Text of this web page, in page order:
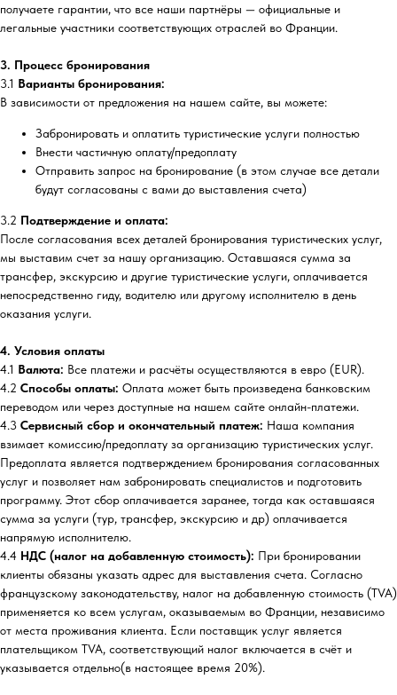
получаете гарантии, что все наши партнёры — официальные и
легальные участники соответствующих отраслей во Франции.
3. Процесс бронирования
3.1 Варианты бронирования:
В зависимости от предложения на нашем сайте, вы можете:
Забронировать и оплатить туристические услуги полностью
Внести частичную оплату/предоплату
Отправить запрос на бронирование (в этом случае все детали
будут согласованы с вами до выставления счета)
3.2 Подтверждение и оплата:
После согласования всех деталей бронирования туристических услуг,
мы выставим счет за нашу организацию. Оставшаяся сумма за
трансфер, экскурсию и другие туристические услуги, оплачивается
непосредственно гиду, водителю или другому исполнителю в день
оказания услуги.
4. Условия оплаты
4.1 Валюта: Все платежи и расчёты осуществляются в евро (EUR).
4.2 Способы оплаты: Оплата может быть произведена банковским
переводом или через доступные на нашем сайте онлайн-платежи.
4.3 Сервисный сбор и окончательный платеж: Наша компания
взимает комиссию/предоплату за организацию туристических услуг.
Предоплата является подтверждением бронирования согласованных
услуг и позволяет нам забронировать специалистов и подготовить
программу. Этот сбор оплачивается заранее, тогда как оставшаяся
сумма за услуги (тур, трансфер, экскурсию и др) оплачивается
напрямую исполнителю.
4.4 НДС (налог на добавленную стоимость): При бронировании
клиенты обязаны указать адрес для выставления счета. Согласно
французскому законодательству, налог на добавленную стоимость (TVA)
применяется ко всем услугам, оказываемым во Франции, независимо
от места проживания клиента. Если поставщик услуг является
плательщиком TVA, соответствующий налог включается в счёт и
указывается отдельно(в настоящее время 20%).